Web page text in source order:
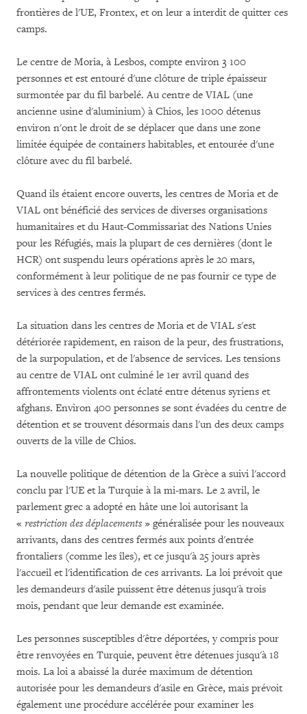
frontières de l'UE, Frontex, et on leur a interdit de quitter ces
camps.
Le centre de Moria, à Lesbos, compte environ 3 100
personnes et est entouré d'une clôture de triple épaisseur
surmontée par du fil barbelé. Au centre de VIAL (une
ancienne usine d'aluminium) à Chios, les 1000 détenus
environ n'ont le droit de se déplacer que dans une zone
limitée équipée de containers habitables, et entourée d'une
clôture avec du fil barbelé.
Quand ils étaient encore ouverts, les centres de Moria et de
VIAL ont bénéficié des services de diverses organisations
humanitaires et du Haut-Commissariat des Nations Unies
pour les Réfugiés, mais la plupart de ces dernières (dont le
HCR) ont suspendu leurs opérations après le 20 mars,
conformément à leur politique de ne pas fournir ce type de
services à des centres fermés.
La situation dans les centres de Moria et de VIAL s'est
détériorée rapidement, en raison de la peur, des frustrations,
de la surpopulation, et de l'absence de services. Les tensions
au centre de VIAL ont culminé le 1er avril quand des
affrontements violents ont éclaté entre détenus syriens et
afghans. Environ 400 personnes se sont évadées du centre de
détention et se trouvent désormais dans l'un des deux camps
ouverts de la ville de Chios.
La nouvelle politique de détention de la Grèce a suivi l'accord
conclu par l'UE et la Turquie à la mi-mars. Le 2 avril, le
parlement grec a adopté en hâte une loi autorisant la
« restriction des déplacements» généralisée pour les nouveaux
arrivants, dans des centres fermés aux points d'entrée
frontaliers (comme les îles), et ce jusqu'à 25 jours après
l'accueil et l'identification de ces arrivants. La loi prévoit que
les demandeurs d'asile puissent être détenus jusqu'à trois
mois, pendant que leur demande est examinée.
Les personnes susceptibles d'être déportées, y compris pour
être renvoyées en Turquie, peuvent être détenues jusqu'à 18
mois. La loi a abaissé la durée maximum de détention
autorisée pour les demandeurs d'asile en Grèce, mais prévoit
également une procédure accélérée pour examiner les